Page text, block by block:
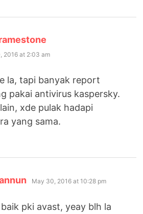
2016 at 2:03 am
la, tapi banyak report
pakai antivirus kaspersky.
xde pulak hadapi
yang sama.
says:
May 30, 2016 at 10:28 pm
pki avast, yeay blh la